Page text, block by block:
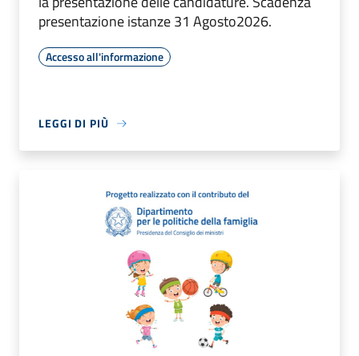
presentazione istanze 31 Agosto2026.
Accesso all'informazione
LEGGI DI PIÙ